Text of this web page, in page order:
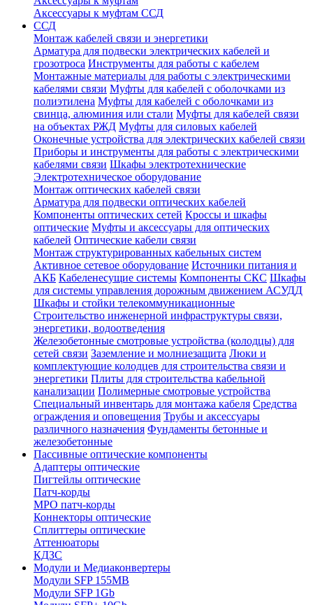
Аксессуары к муфтам ССД
ССД
Монтаж кабелей связи и энергетики
Арматура для подвески электрических кабелей и
грозотроса Инструменты для работы с кабелем
Монтажные материалы для работы с электрическими
кабелями связи Муфты для кабелей с оболочками из
полиэтилена Муфты для кабелей с оболочками из
свинца, алюминия или стали Муфты для кабелей связи
на объектах РЖД Муфты для силовых кабелей
Оконечные устройства для электрических кабелей связи
Приборы и инструменты для работы с электрическими
кабелями связи Шкафы электротехнические
Электротехническое оборудование
Монтаж оптических кабелей связи
Арматура для подвески оптических кабелей
Компоненты оптических сетей Кроссы и шкафы
оптические Муфты и аксессуары для оптических
кабелей Оптические кабели связи
Монтаж структурированных кабельных систем
Активное сетевое оборудование Источники питания и
АКБ Кабеленесущие системы Компоненты СКС Шкафы
для системы управления дорожным движением АСУДД
Шкафы и стойки телекоммуникационные
Строительство инженерной инфраструктуры связи,
энергетики, водоотведения
Железобетонные смотровые устройства (колодцы) для
сетей связи Заземление и молниезащита Люки и
комплектующие колодцев для строительства связи и
энергетики Плиты для строительства кабельной
канализации Полимерные смотровые устройства
Специальный инвентарь для монтажа кабеля Средства
ограждения и оповещения Трубы и аксессуары
различного назначения Фундаменты бетонные и
железобетонные
Пассивные оптические компоненты
Адаптеры оптические
Пигтейлы оптические
Патч-корды
MPO патч-корды
Коннекторы оптические
Сплиттеры оптические
Аттенюаторы
КДЗС
Модули и Медиаконвертеры
Модули SFP 155MB
Модули SFP 1Gb